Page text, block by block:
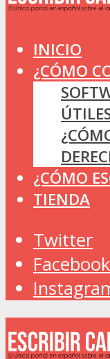
INICIO
¿CÓMO
¿CÓMO
TIENDA
Twitter
Facebook